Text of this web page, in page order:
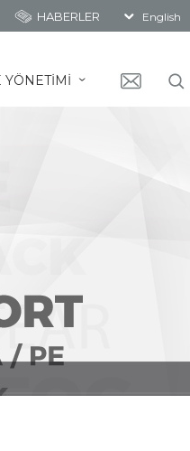
HABERLER English
YÖNETİMİ ˇ